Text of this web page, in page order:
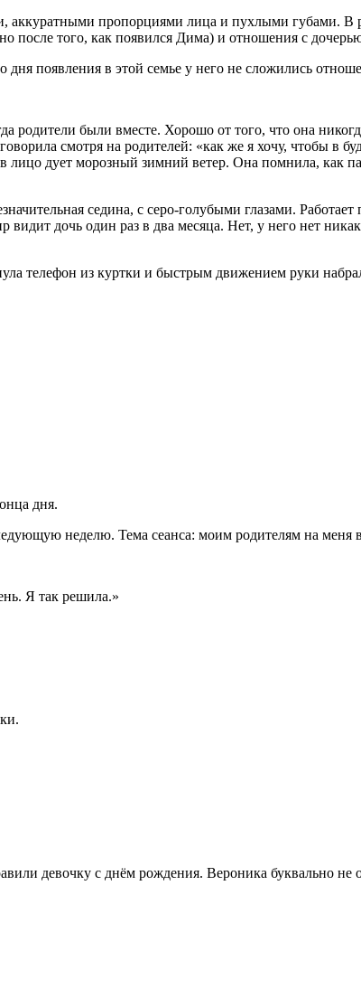
пропорциями лица и пухлыми губами. В
после того, как появился Дима) и отношения с
появления в этой семье у него не сложились
были вместе. Хорошо от того, что она
смотря на родителей: «как же я хочу, чтобы в
лицо дует морозный зимний ветер. Она помнила, как
седина, с серо-голубыми глазами.
дочь один раз в два месяца. Нет, у него нет
телефон из куртки и быстрым движением руки
дня.
неделю. Тема сеанса: моим родителям на меня
Я так решила.»
девочку с днём рождения. Вероника буквально не